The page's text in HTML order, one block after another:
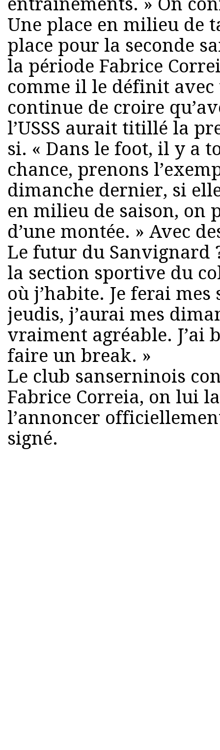
Une place en milieu de
place pour la seconde
la période Fabrice
comme il le définit
continue de croire
l’USSS aurait titillé la
si. « Dans le foot, il y a
chance, prenons
dimanche dernier, si
en milieu de saison, on
d’une montée. » Avec
Le futur du Sanvignard
la section sportive du
où j’habite. Je ferai
jeudis, j’aurai mes
vraiment agréable. J’ai
faire un break. »
Le club sanserninois
Fabrice Correia, on lui
l’annoncer
signé.